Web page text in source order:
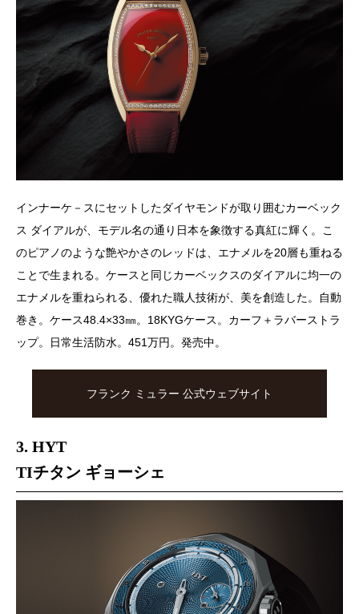
インナーケ－スにセットしたダイヤモンドが取り囲むカーベック
ス ダイアルが、モデル名の通り日本を象徴する真紅に輝く。こ
のピアノのような艶やかさのレッドは、エナメルを20層も重ねる
ことで生まれる。ケースと同じカーベックスのダイアルに均一の
エナメルを重ねられる、優れた職人技術が、美を創造した。自動
巻き。ケース48.4×33㎜。18KYGケース。カーフ＋ラバーストラ
ップ。日常生活防水。451万円。発売中。
フランク ミュラー 公式ウェブサイト
3. HYT
TIチタン ギョーシェ